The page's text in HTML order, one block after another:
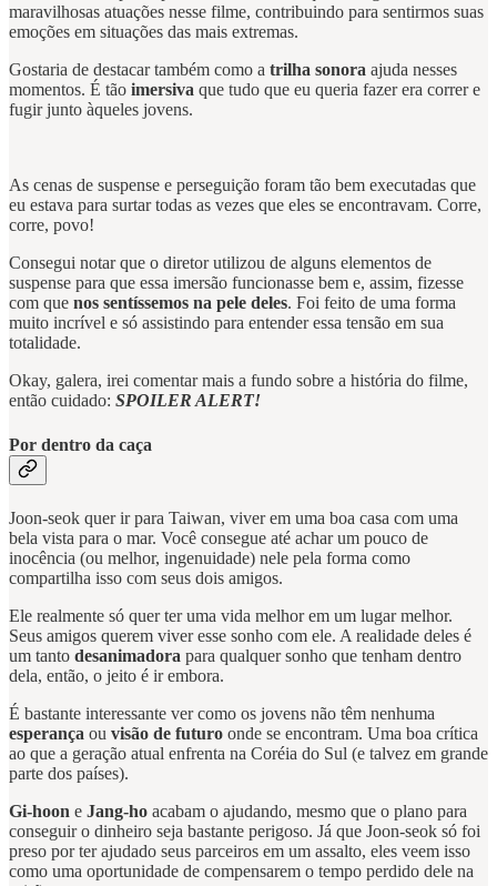
maravilhosas atuações nesse filme, contribuindo para sentirmos suas
emoções em situações das mais extremas.
Gostaria de destacar também como a trilha sonora ajuda nesses
momentos. É tão imersiva que tudo que eu queria fazer era correr e
fugir junto àqueles jovens.
As cenas de suspense e perseguição foram tão bem executadas que
eu estava para surtar todas as vezes que eles se encontravam. Corre,
corre, povo!
Consegui notar que o diretor utilizou de alguns elementos de
suspense para que essa imersão funcionasse bem e, assim, fizesse
com que nos sentíssemos na pele deles. Foi feito de uma forma
muito incrível e só assistindo para entender essa tensão em sua
totalidade.
Okay, galera, irei comentar mais a fundo sobre a história do filme,
então cuidado: SPOILER ALERT!
Por dentro da caça
Joon-seok quer ir para Taiwan, viver em uma boa casa com uma
bela vista para o mar. Você consegue até achar um pouco de
inocência (ou melhor, ingenuidade) nele pela forma como
compartilha isso com seus dois amigos.
Ele realmente só quer ter uma vida melhor em um lugar melhor.
Seus amigos querem viver esse sonho com ele. A realidade deles é
um tanto desanimadora para qualquer sonho que tenham dentro
dela, então, o jeito é ir embora.
É bastante interessante ver como os jovens não têm nenhuma
esperança ou visão de futuro onde se encontram. Uma boa crítica
ao que a geração atual enfrenta na Coréia do Sul (e talvez em grande
parte dos países).
Gi-hoon e Jang-ho acabam o ajudando, mesmo que o plano para
conseguir o dinheiro seja bastante perigoso. Já que Joon-seok só foi
preso por ter ajudado seus parceiros em um assalto, eles veem isso
como uma oportunidade de compensarem o tempo perdido dele na